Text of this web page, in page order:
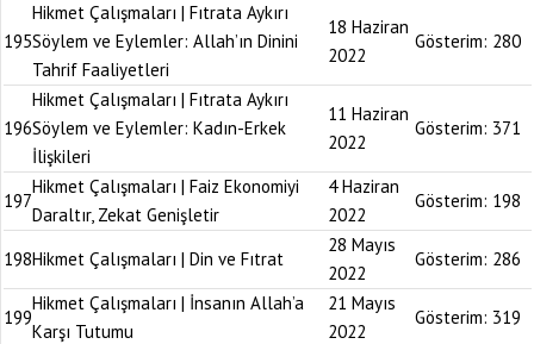
195
Hikmet Çalışmaları | Fıtrata Aykırı
Söylem ve Eylemler: Allah’ın Dinini
Tahrif Faaliyetleri
18 Haziran
2022
Gösterim: 280
196
Hikmet Çalışmaları | Fıtrata Aykırı
Söylem ve Eylemler: Kadın-Erkek
İlişkileri
11 Haziran
2022
Gösterim: 371
197
Hikmet Çalışmaları | Faiz Ekonomiyi
Daraltır, Zekat Genişletir
4 Haziran
2022
Gösterim: 198
198Hikmet Çalışmaları | Din ve Fıtrat
28 Mayıs
2022
Gösterim: 286
199
Hikmet Çalışmaları | İnsanın Allah’a
Karşı Tutumu
21 Mayıs
2022
Gösterim: 319